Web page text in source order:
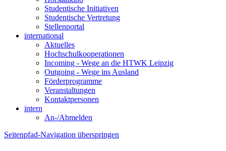
Studentische Initiativen
Studentische Vertretung
Stellenportal
international
Aktuelles
Hochschulkooperationen
Incoming - Wege an die HTWK Leipzig
Outgoing - Wege ins Ausland
Förderprogramme
Veranstaltungen
Kontaktpersonen
intern
An-/Abmelden
Seitenpfad-Navigation überspringen